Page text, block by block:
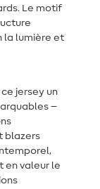
Le motif
la lumière et
jersey un
–
blazers
valeur le